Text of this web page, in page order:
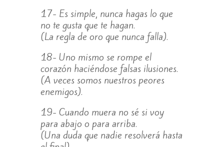
17- Es simple, nunca hagas lo que
no te gusta que te hagan.
(La regla de oro que nunca falla).
18- Uno mismo se rompe el
corazón haciéndose falsas ilusiones.
(A veces somos nuestros peores
enemigos).
19- Cuando muera no sé si voy
para abajo o para arriba.
(Una duda que nadie resolverá hasta